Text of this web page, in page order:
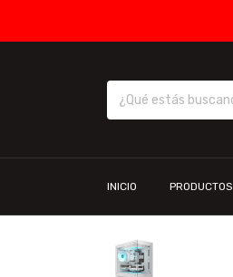
INICIO PRODUCTOS